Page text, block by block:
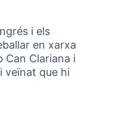
i els
en xarxa
Can Clariana i
veïnat que hi